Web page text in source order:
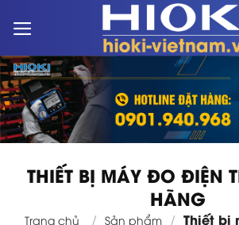
qua
dung
THIẾT BỊ MÁY ĐO ĐIỆN
HÃNG
Trang chủ / Sản phẩm / Thiết bị